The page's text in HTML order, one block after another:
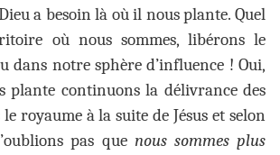
a besoin là où il nous plante. Quel
où nous sommes, libérons le
dans notre sphère d’influence ! Oui,
plante continuons la délivrance des
royaume à la suite de Jésus et selon
pas que nous sommes plus